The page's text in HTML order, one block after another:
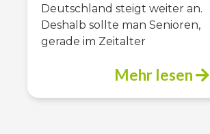
Deutschland steigt weiter an.
Deshalb sollte man Senioren,
gerade im Zeitalter
Mehr lesen